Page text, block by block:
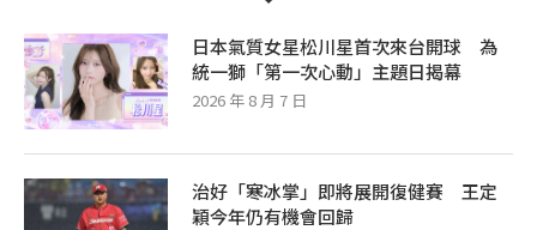
日本氣質女星松川星首次來台開球 為
統一獅「第一次心動」主題日揭幕
2026 年 8 月 7 日
治好「寒冰掌」即將展開復健賽 王定
穎今年仍有機會回歸